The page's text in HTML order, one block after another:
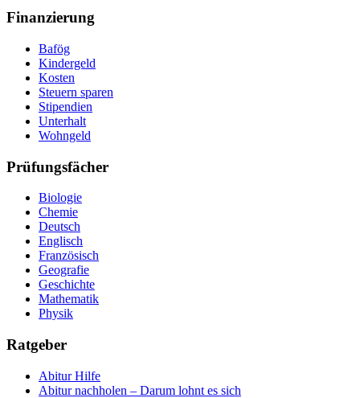
Finanzierung
Bafög
Kindergeld
Kosten
Steuern sparen
Stipendien
Unterhalt
Wohngeld
Prüfungsfächer
Biologie
Chemie
Deutsch
Englisch
Französisch
Geografie
Geschichte
Mathematik
Physik
Ratgeber
Abitur Hilfe
Abitur nachholen – Darum lohnt es sich